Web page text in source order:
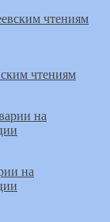
чтениям
на